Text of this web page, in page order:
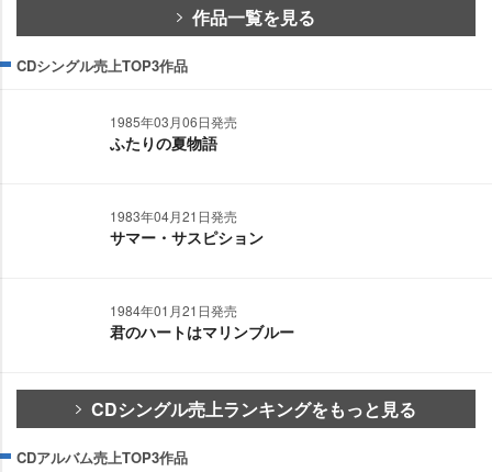
作品一覧を見る
CDシングル売上TOP3作品
1985年03月06日発売
ふたりの夏物語
1983年04月21日発売
サマー・サスピション
1984年01月21日発売
君のハートはマリンブルー
CDシングル売上ランキングをもっと見る
CDアルバム売上TOP3作品